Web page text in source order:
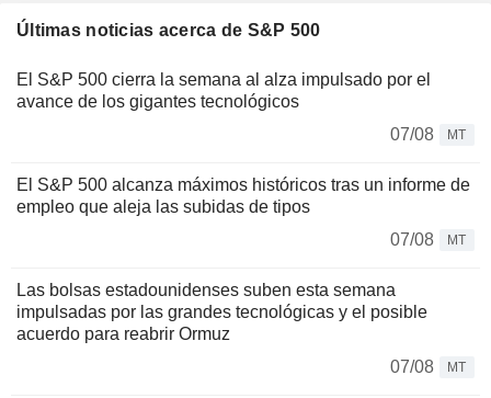
Últimas noticias acerca de S&P 500
El S&P 500 cierra la semana al alza impulsado por el
avance de los gigantes tecnológicos
07/08
MT
El S&P 500 alcanza máximos históricos tras un informe de
empleo que aleja las subidas de tipos
07/08
MT
Las bolsas estadounidenses suben esta semana
impulsadas por las grandes tecnológicas y el posible
acuerdo para reabrir Ormuz
07/08
MT